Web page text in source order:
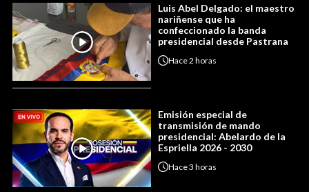
Luis Abel Delgado: el maestro
nariñense que ha
confeccionado la banda
presidencial desde Pastrana
Hace2 horas
Emisión especial de
transmisión de mando
presidencial: Abelardo de la
Espriella 2026 - 2030
Hace3 horas